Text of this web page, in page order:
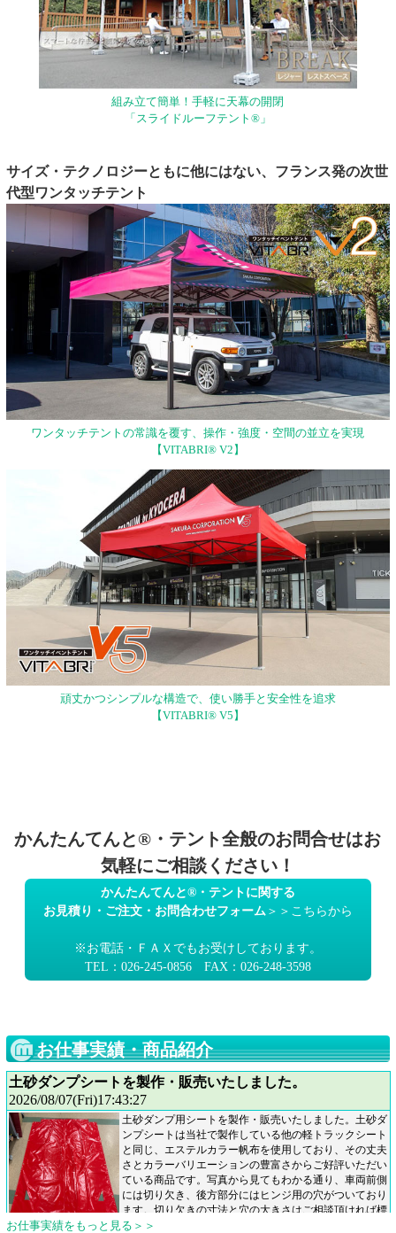
組み立て簡単！手軽に天幕の開閉
「スライドルーフテント®」
サイズ・テクノロジーともに他にはない、フランス発の次世
代型ワンタッチテント
ワンタッチテントの常識を覆す、操作・強度・空間の並立を実現
【VITABRI® V2】
頑丈かつシンプルな構造で、使い勝手と安全性を追求
【VITABRI® V5】
かんたんてんと®・テント全般のお問合せはお
気軽にご相談ください！
かんたんてんと®・テントに関する
お見積り・ご注文・お問合わせフォーム＞＞こちらから
※お電話・ＦＡＸでもお受けしております。
TEL：026-245-0856 FAX：026-248-3598
お仕事実績・商品紹介
お仕事実績をもっと見る＞＞